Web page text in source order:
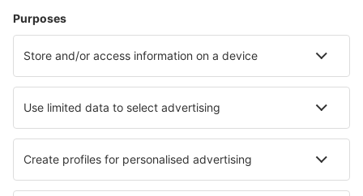
Ubytování v Krakově Ubytování in Zator
Ubytování in Zwierzyniec Ubytování in Jeleśnia
Nejlepší ubytování - města